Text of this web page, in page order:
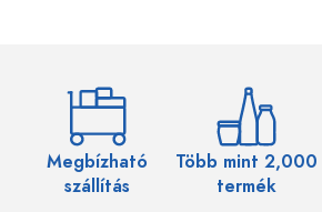
Megbízható
szállítás
Több mint 2,000
termék